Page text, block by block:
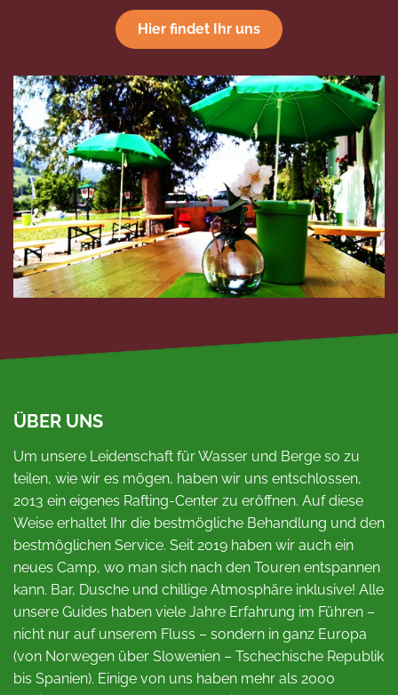
Hier findet Ihr uns
ÜBER UNS
Um unsere Leidenschaft für Wasser und Berge so zu
teilen, wie wir es mögen, haben wir uns entschlossen,
2013 ein eigenes Rafting-Center zu eröffnen. Auf diese
Weise erhaltet Ihr die bestmögliche Behandlung und den
bestmöglichen Service. Seit 2019 haben wir auch ein
neues Camp, wo man sich nach den Touren entspannen
kann. Bar, Dusche und chillige Atmosphäre inklusive! Alle
unsere Guides haben viele Jahre Erfahrung im Führen –
nicht nur auf unserem Fluss – sondern in ganz Europa
(von Norwegen über Slowenien – Tschechische Republik
bis Spanien). Einige von uns haben mehr als 2000